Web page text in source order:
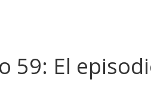
59: El